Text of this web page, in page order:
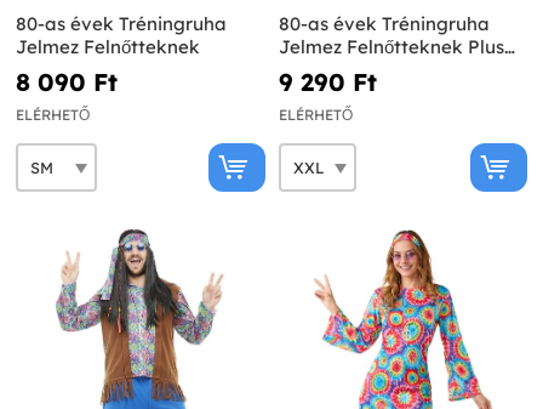
80-as évek Tréningruha
Jelmez Felnőtteknek
8 090 Ft‎
ELÉRHETŐ
80-as évek Tréningruha
Jelmez Felnőtteknek Plus
Size
9 290 Ft‎
ELÉRHETŐ